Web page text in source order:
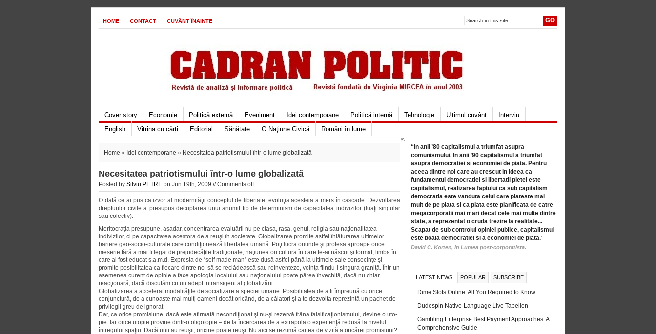
HOME CONTACT CUVÂNT ÎNAINTE
Cover story Economie Politică externă Eveniment Idei contemporane Politică internă Tehnologie Ultimul cuvânt
Interviu
English
Vitrina cu cărți Editorial Sănătate O Naţiune Civică Români în lume
Home » Idei contemporane » Necesitatea patriotismului într-o lume globalizată
Necesitatea patriotismului într-o lume globalizată
Posted by Silviu PETRE on Jun 19th, 2009 //Comments off
O dată ce ai pus ca izvor al modernităţii conceptul de libertate, evoluţia acesteia a mers în cascade. Dezvoltarea
drepturilor civile a presupus decuplarea unui anumit tip de determinism de capacitatea indivizilor (luaţi singular
sau colectiv).
Meritocraţia presupune, aşa­dar, concentrarea evaluării nu pe clasa, rasa, genul, reli­gia sau naţionalitatea
indivizilor, ci pe capacitatea acestora de a reuşi în societate. Globalizarea promite astfel înlăturarea ultimelor
bariere geo-socio-culturale care condiţionează libertatea umană. Poţi lucra oriunde şi profesa aproape orice
meserie fără a mai fi le­gat de prejudecăţile tradiţionale, naţiu­nea ori cultura în care te-ai născut şi format, limba în
care ai fost educat ş.a.m.d. Expresia de “self made man” es­te dusă astfel până la ultimele sale consecinţe şi
promite posibilitatea ca fiecare dintre noi să se reclădească sau reinventeze, voinţa fiindu-i singura gra­niţă. Într-un
asemenea curent de opi­nie a face apologia localului sau naţio­­nalului poate părea învechită, dacă nu chiar
reacţionară, dacă discu­tăm cu un adept intransigent al globa­lizării.
Globalizarea a accelerat modali­tă­ţile de socializare a speciei umane. Posibilitatea de a fi împreună cu orice
conjunctură, de a cunoaşte mai mulţi oameni decât oricând, de a călatori şi a te dezvolta reprezintă un pachet de
privi­legii greu de ignorat.
Dar, ca orice promisiune, dacă este afirmată necondiţionat şi nu-şi rezervă frâna falsificaţionismului, devine o uto­
pie. Iar orice utopie provine dintr-o oligo­topie – de la încercarea de a extrapola o experienţă redusă la nivelul
întregului spaţiu. Dacă unii au reuşit, oricine poate reuşi. Nu aici se rezumă cartea de vizită a oricărei promisiuni?
“In anii ’80 capitalismul a triumfat asupra
comunismului. In anii ’90 capitalismul a triumfat
asupra democratiei si economiei de piata. Pentru
aceea dintre noi care au crescut in ideea ca
fundamentul democratiei si libertatii pietei este
capitalismul, realizarea faptului ca sub capitalism
democratia este vanduta celui care plateste mai
mult de pe piata si ca piata este planificata de catre
megacorporatii mai mari decat cele mai multe dintre
state, a reprezentat o cruda trezire la realitate...
Scapat de sub controlul opiniei publice, capitalismul
este boala democratiei si a economiei de piata.”
David C. Korten, in Lumea post-corporatista.
LATEST NEWS POPULAR SUBSCRIBE
Dime Slots Online: All You Required to Know
Dudespin Native-Language Live Tabellen
Gambling Enterprise Best Payment Approaches: A
Comprehensive Guide
©